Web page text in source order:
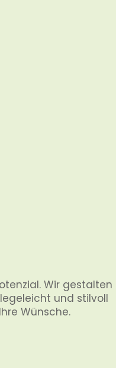
Wir gestalten
und stilvoll
Wünsche.